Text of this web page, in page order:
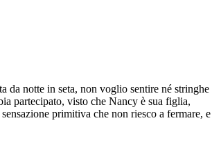
da notte in seta, non voglio sentire né stringhe
partecipato, visto che Nancy è sua figlia,
primitiva che non riesco a fermare, e